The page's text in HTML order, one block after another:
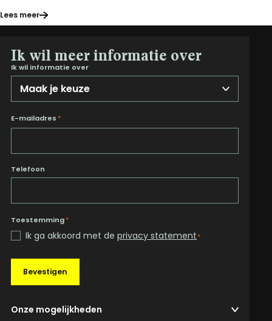
Lees meer
Ik wil meer informatie over
Ik wil informatie over
E-mailadres *
Telefoon
Toestemming*
Ik ga akkoord met deprivacy statement*
Bevestigen
Onze mogelijkheden